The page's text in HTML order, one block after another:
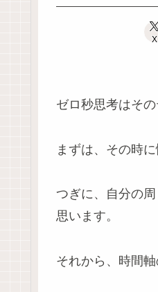
X
ゼロ秒思考はその
まずは、その時
つぎに、自分の
思います。
それから、時間